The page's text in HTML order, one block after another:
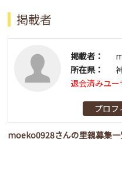
掲載者
掲載者：
所在県：
退会済みユー
プロフ
moeko0928さんの里親募集